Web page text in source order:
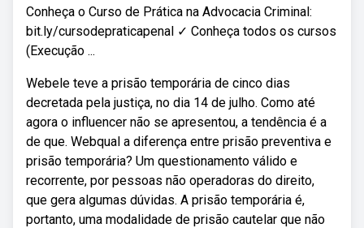
Conheça o Curso de Prática na Advocacia Criminal:
bit.ly/cursodepraticapenal ✓ Conheça todos os cursos
(Execução ...
Webele teve a prisão temporária de cinco dias
decretada pela justiça, no dia 14 de julho. Como até
agora o influencer não se apresentou, a tendência é a
de que. Webqual a diferença entre prisão preventiva e
prisão temporária? Um questionamento válido e
recorrente, por pessoas não operadoras do direito,
que gera algumas dúvidas. A prisão temporária é,
portanto, uma modalidade de prisão cautelar que não